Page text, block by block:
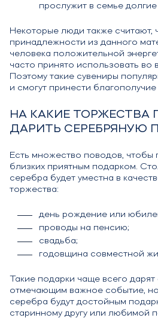
прослужит в семье долгие
Некоторые люди также считают,
принадлежности из данного
человека положительной
часто принято использовать во
Поэтому такие сувениры
и смогут принести
НА КАКИЕ ТОРЖЕСТВА
ДАРИТЬ СЕРЕБРЯНУЮ
Есть множество поводов, чтобы
близких приятным подарком.
серебра будет уместна в
торжества:
день рождение или
проводы на пенсию;
свадьба;
годовщина совместной
Такие подарки чаще всего
отмечающим важное событие,
серебра будут достойным
старинному другу или любимой